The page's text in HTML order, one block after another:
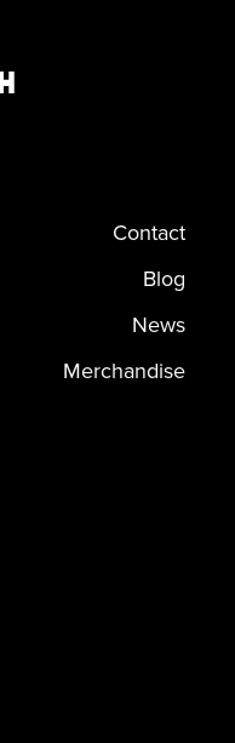
Contact
Blog
News
Merchandise